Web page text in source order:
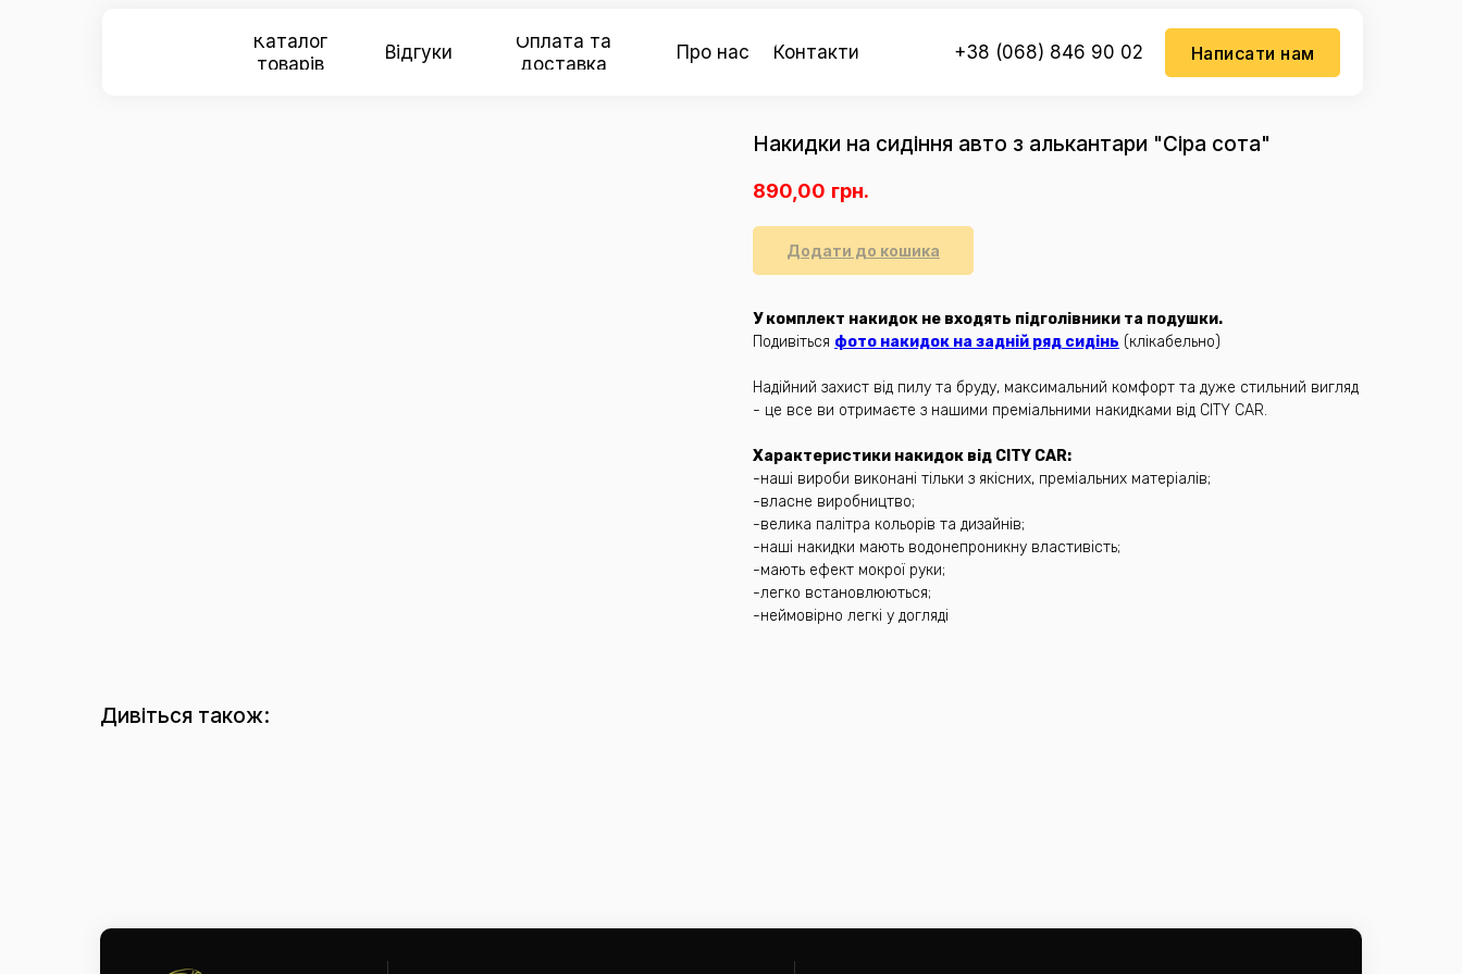
Відгуки
Оплата та
доставка
Про нас Контакти
Каталог
товарів
+38 (068) 846 90 02 Написати нам
Накидки на сидіння авто з алькантари "Сіра сота"
890,00 грн.
Додати до кошика
У комплект накидок не входять підголівники та подушки.
Подивіться фото накидок на задній ряд сидінь (клікабельно)
Надійний захист від пилу та бруду, максимальний комфорт та дуже стильний вигляд
- це все ви отримаєте з нашими преміальними накидками від CITY CAR.
Характеристики накидок від CITY CAR:
-наші вироби виконані тільки з якісних, преміальних матеріалів;
-власне виробництво;
-велика палітра кольорів та дизайнів;
-наші накидки мають водонепроникну властивість;
-мають ефект мокрої руки;
-легко встановлюються;
-неймовірно легкі у догляді
Дивіться також: